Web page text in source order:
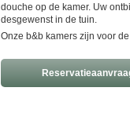
douche op de kamer. Uw
desgewenst in de tuin.
Onze b&b kamers zijn voor